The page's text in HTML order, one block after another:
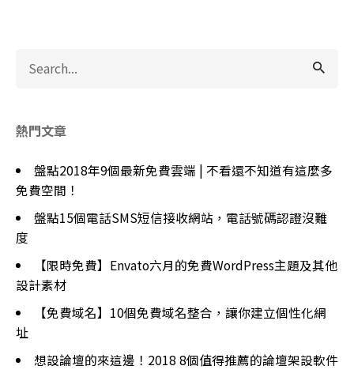
for
熱門文章
盤點2018年9個最新免費雲端 | 不看還不知道有這麼多
免費空間！
盤點15個電話SMS短信接收網站，電話號碼認證沒難
度
【限時免費】Envato六月的免費WordPress主題及其他
設計素材
【免費域名】10個免費域名整合，讓你建立個性化網
址
想設論壇的來這邊！2018 8個值得推薦的論壇架設軟件